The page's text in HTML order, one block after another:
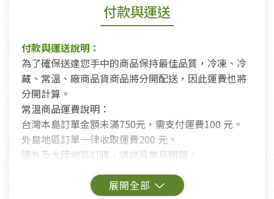
付款與運送
付款與運送說明：
為了確保送達您手中的商品保持最佳品質，冷凍、冷
藏、常溫、廠商品貨商品將分開配送，因此運費也將
分開計算。
常溫商品運費說明：
台灣本島訂單金額未滿750元，需支付運費100 元。
外島地區訂單一律收取運費200 元。
國外及大陸地區訂購，請詳見常見問題。